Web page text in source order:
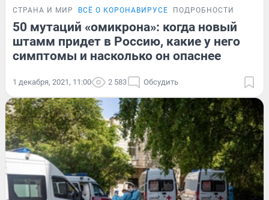
СТРАНА И МИР ВСЁ О КОРОНАВИРУСЕ ПОДРОБНОСТИ
50 мутаций «омикрона»: когда новый
штамм придет в Россию, какие у него
симптомы и насколько он опаснее
1 декабря, 2021, 11:00 2 583 Обсудить